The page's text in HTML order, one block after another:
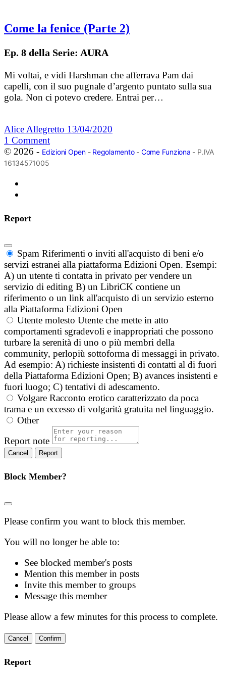
Come la fenice (Parte 2)
Ep. 8 della Serie: AURA
Mi voltai, e vidi Harshman che afferrava Pam dai
capelli, con il suo pugnale d’argento puntato sulla sua
gola. Non ci potevo credere. Entrai per…
Alice Allegretto 13/04/2020
1 Comment
© 2026 - Edizioni Open- Regolamento- Come Funziona - P.IVA
16134571005
Report
Spam Riferimenti o inviti all'acquisto di beni e/o
servizi estranei alla piattaforma Edizioni Open. Esempi:
A) un utente ti contatta in privato per vendere un
servizio di editing B) un LibriCK contiene un
riferimento o un link all'acquisto di un servizio esterno
alla Piattaforma Edizioni Open
Utente molesto Utente che mette in atto
comportamenti sgradevoli e inappropriati che possono
turbare la serenità di uno o più membri della
community, perlopiù sottoforma di messaggi in privato.
Ad esempio: A) richieste insistenti di contatti al di fuori
della Piattaforma Edizioni Open; B) avances insistenti e
fuori luogo; C) tentativi di adescamento.
Volgare Racconto erotico caratterizzato da poca
trama e un eccesso di volgarità gratuita nel linguaggio.
Other
Report note
Report
Block Member?
Please confirm you want to block this member.
You will no longer be able to:
See blocked member's posts
Mention this member in posts
Invite this member to groups
Message this member
Please allow a few minutes for this process to complete.
Confirm
Report